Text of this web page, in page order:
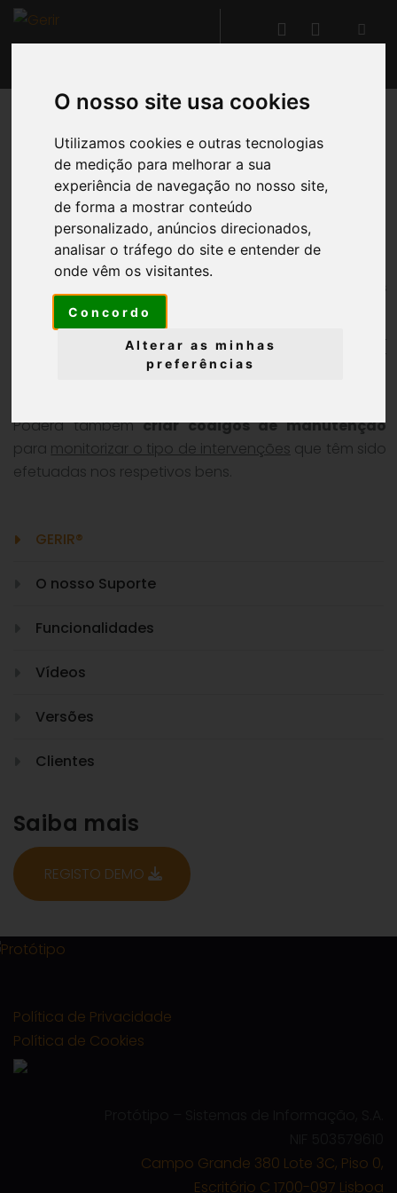
O nosso site usa cookies
Utilizamos cookies e outras tecnologias
de medição para melhorar a sua
experiência de navegação no nosso site,
de forma a mostrar conteúdo
personalizado, anúncios direcionados,
analisar o tráfego do site e entender de
onde vêm os visitantes.
Concordo
Alterar as minhas
preferências
VOLTAR
Manutenções de
Investimentos
efetuadas aos bens, permitindo de forma rápida e
expeditaanalisar quais os bens que têm estado
sujeitos a elevadas reparaçõesde forma a ponderar
Poderá tambémcriar códigos de manutenção
para monitorizar o tipo de intervenções que têm sido
efetuadas nos respetivos bens.
GERIR®
O nosso Suporte
Funcionalidades
Vídeos
Versões
Clientes
Saiba mais
REGISTO DEMO
Política de Privacidade
Política de Cookies
Campo Grande 380 Lote 3C, Piso 0,
Escritório C 1700-097 Lisboa